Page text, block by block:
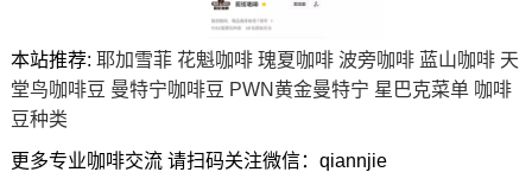
本站推荐: 耶加雪菲 花魁咖啡 瑰夏咖啡 波旁咖啡 蓝山咖啡 天
堂鸟咖啡豆 曼特宁咖啡豆 PWN黄金曼特宁 星巴克菜单 咖啡
豆种类
更多专业咖啡交流 请扫码关注微信：qiannjie